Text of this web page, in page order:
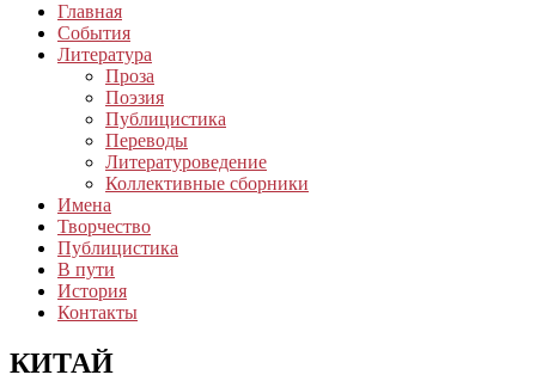
Главная
События
Литература
Проза
Поэзия
Публицистика
Переводы
Литературоведение
Коллективные сборники
Имена
Творчество
Публицистика
В пути
История
Контакты
КИТАЙ